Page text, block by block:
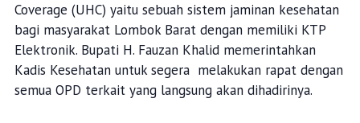
Coverage (UHC) yaitu sebuah sistem jaminan kesehatan
bagi masyarakat Lombok Barat dengan memiliki KTP
Elektronik. Bupati H. Fauzan Khalid memerintahkan
Kadis Kesehatan untuk segera melakukan rapat dengan
semua OPD terkait yang langsung akan dihadirinya.